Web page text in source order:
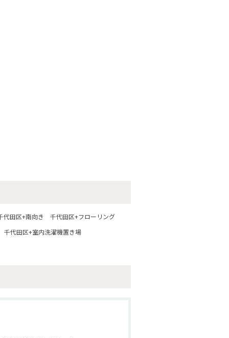
代田区+南向き
千代田区+フローリング
千代田区+室内洗濯機置き場